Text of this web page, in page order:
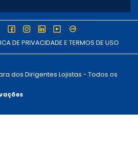
DE PRIVACIDADE E TERMOS DE USO
dos Dirigentes Lojistas - Todos os